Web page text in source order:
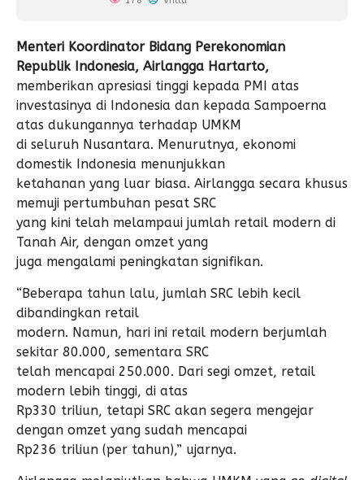
Menteri Koordinator Bidang Perekonomian
Republik Indonesia, Airlangga Hartarto,
memberikan apresiasi tinggi kepada PMI atas
investasinya di Indonesia dan kepada Sampoerna
atas dukungannya terhadap UMKM
di seluruh Nusantara. Menurutnya, ekonomi
domestik Indonesia menunjukkan
ketahanan yang luar biasa. Airlangga secara khusus
memuji pertumbuhan pesat SRC
yang kini telah melampaui jumlah retail modern di
Tanah Air, dengan omzet yang
juga mengalami peningkatan signifikan.
“Beberapa tahun lalu, jumlah SRC lebih kecil
dibandingkan retail
modern. Namun, hari ini retail modern berjumlah
sekitar 80.000, sementara SRC
telah mencapai 250.000. Dari segi omzet, retail
modern lebih tinggi, di atas
Rp330 triliun, tetapi SRC akan segera mengejar
dengan omzet yang sudah mencapai
Rp236 triliun (per tahun),” ujarnya.